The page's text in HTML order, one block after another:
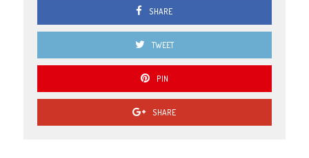
SHARE
TWEET
PIN
SHARE